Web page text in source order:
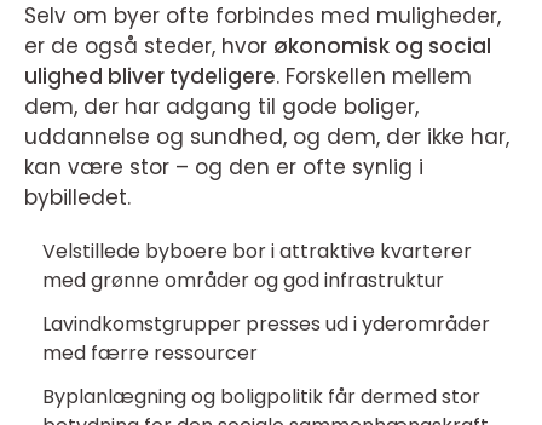
Selv om byer ofte forbindes med muligheder,
er de også steder, hvor økonomisk og social
ulighed bliver tydeligere. Forskellen mellem
dem, der har adgang til gode boliger,
uddannelse og sundhed, og dem, der ikke har,
kan være stor – og den er ofte synlig i
bybilledet.
Velstillede byboere bor i attraktive kvarterer
med grønne områder og god infrastruktur
Lavindkomstgrupper presses ud i yderområder
med færre ressourcer
Byplanlægning og boligpolitik får dermed stor